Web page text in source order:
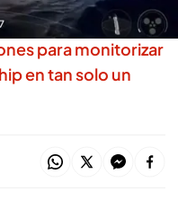
para monitorizar
en tan solo un